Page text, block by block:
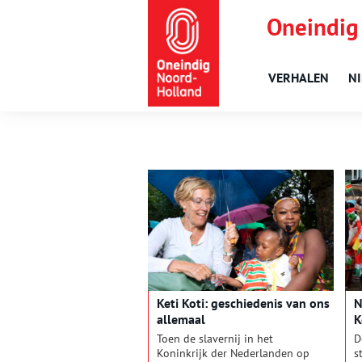
VERHALEN
Keti Koti: geschiedenis van ons
allemaal
Toen de slavernij in het
Koninkrijk der Nederlanden op